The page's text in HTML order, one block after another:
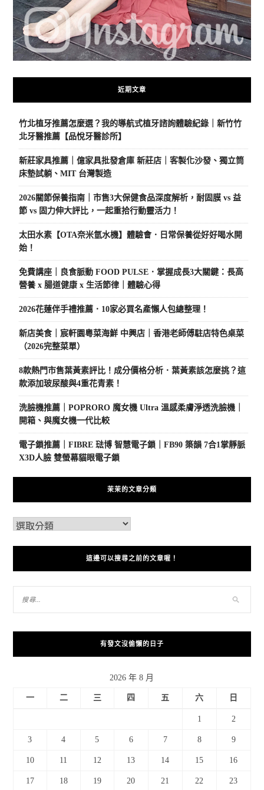
近期文章
竹北植牙推薦怎麼選？我的導航式植牙諮詢體驗紀錄｜新竹竹
北牙醫推薦【品悅牙醫診所】
新莊家具推薦｜億家具批發倉庫 新莊店｜客製化沙發、獨立筒
床墊試躺、MIT 台灣製造
2026關節保養指南｜市售3大保健食品深度解析，耐固膜 vs 益
節 vs 固力伸大評比，一起重拾行動靈活力！
太田水素【OTA奈米氫水機】體驗會．日常保養從好好喝水開
始！
免費講座｜良食脈動 FOOD PULSE．掌握成長3大關鍵：長高
營養 x 腸道健康 x 生活節律｜體驗心得
2026花蓮伴手禮推薦．10家必買名產懶人包總整理！
新店美食｜宸軒園粵菜海鮮 中興店｜香港老師傅駐店特色桌菜
（2026完整菜單）
8款熱門市售葉黃素評比！成分價格分析．葉黃素該怎麼挑？這
款添加玻尿酸與4重花青素！
洗臉機推薦｜POPRORO 魔女機 Ultra 溫感柔膚淨透洗臉機｜
開箱、與魔女機一代比較
電子鎖推薦｜FIBRE 琺博 智慧電子鎖｜FB90 築韻 7合1掌靜脈
X3D人臉 雙螢幕貓眼電子鎖
茉茉的文章分類
這邊可以搜尋之前的文章喔！
有發文沒偷懶的日子
2026 年 8 月
一 二 三 四 五 六 日
1 2
3 4 5 6 7 8 9
10 11 12 13 14 15 16
17 18 19 20 21 22 23